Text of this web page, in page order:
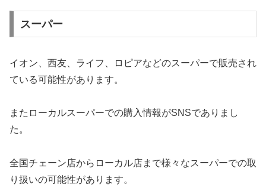
スーパー
イオン、西友、ライフ、ロピアなどのスーパーで販売され
ている可能性があります。
またローカルスーパーでの購入情報がSNSでありまし
た。
全国チェーン店からローカル店まで様々なスーパーでの取
り扱いの可能性があります。